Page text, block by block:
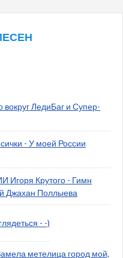
вокруг ЛедиБаг и Супер-
- У моей России
Крутого - Гимн
Джахан Поллыева
- -)
метелица город мой,